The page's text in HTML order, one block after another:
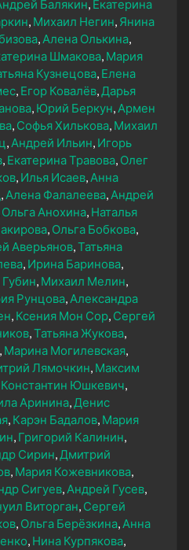
Балякин Екатерина
Михаил Негин Янина
Алена Олькина
Шмакова Мария
Кузнецова Елена
Егор Ковалёв Дарья
Юрий Беркун Армен
Софья Хилькова Михаил
Андрей Ильин Игорь
Екатерина Травова Олег
Илья Исаев Анна
Алена Фалалеева Андрей
Ольга Анохина Наталья
Ольга Бобкова
Аверьянов Татьяна
Ирина Баринова
Михаил Мелин
Рунцова Александра
Ксения Мон Сор Сергей
Татьяна Жукова
Марина Могилевская
Лямочкин Максим
Константин Юшкевич
Аринина Денис
Карэн Бадалов Мария
Григорий Калинин
Сирин Дмитрий
Мария Кожевникова
Сигуев Андрей Гусев
Виторган Сергей
Ольга Берёзкина Анна
Нина Курпякова